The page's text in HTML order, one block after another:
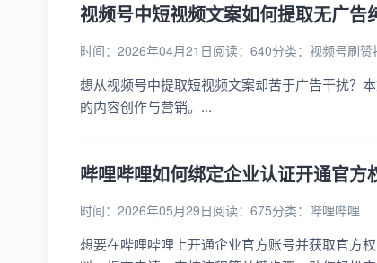
视频号中短视频文案如何提取无广告
时间：2026年04月21日阅读：640分类： 视频号刷赞
想从视频号中提取短视频文案却苦于广告干扰？
的内容创作与营销。...
哔哩哔哩如何绑定企业认证开通官方
时间：2026年05月29日阅读：675分类： 哔哩哔哩
想要在哔哩哔哩上开通企业官方账号并获取官方